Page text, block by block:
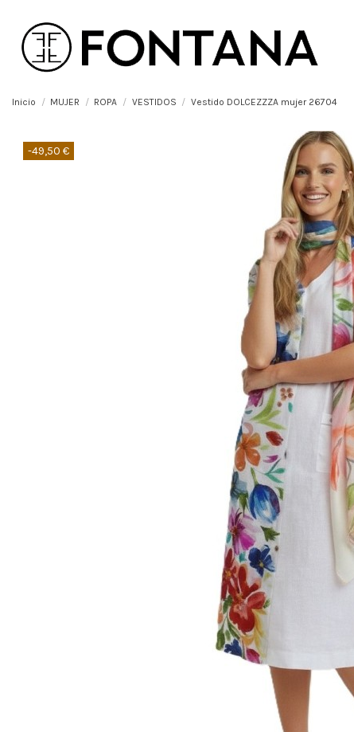
Inicio MUJER ROPA VESTIDOS Vestido DOLCEZZZA mujer 26704
-49,50 €